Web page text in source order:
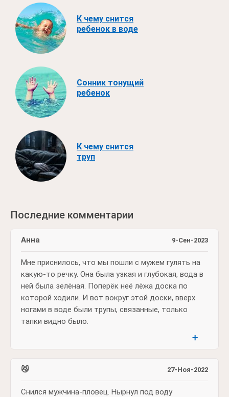
К чему снится
ребенок в воде
Сонник тонущий
ребенок
К чему снится
труп
Последние комментарии
9-Сен-2023
Анна
Мне приснилось, что мы пошли с мужем гулять на
какую-то речку. Она была узкая и глубокая, вода в
ней была зелёная. Поперёк неё лёжа доска по
которой ходили. И вот вокруг этой доски, вверх
ногами в воде были трупы, связанные, только
тапки видно было.
➕
27-Ноя-2022
😼
Снился мужчина-пловец. Нырнул под воду